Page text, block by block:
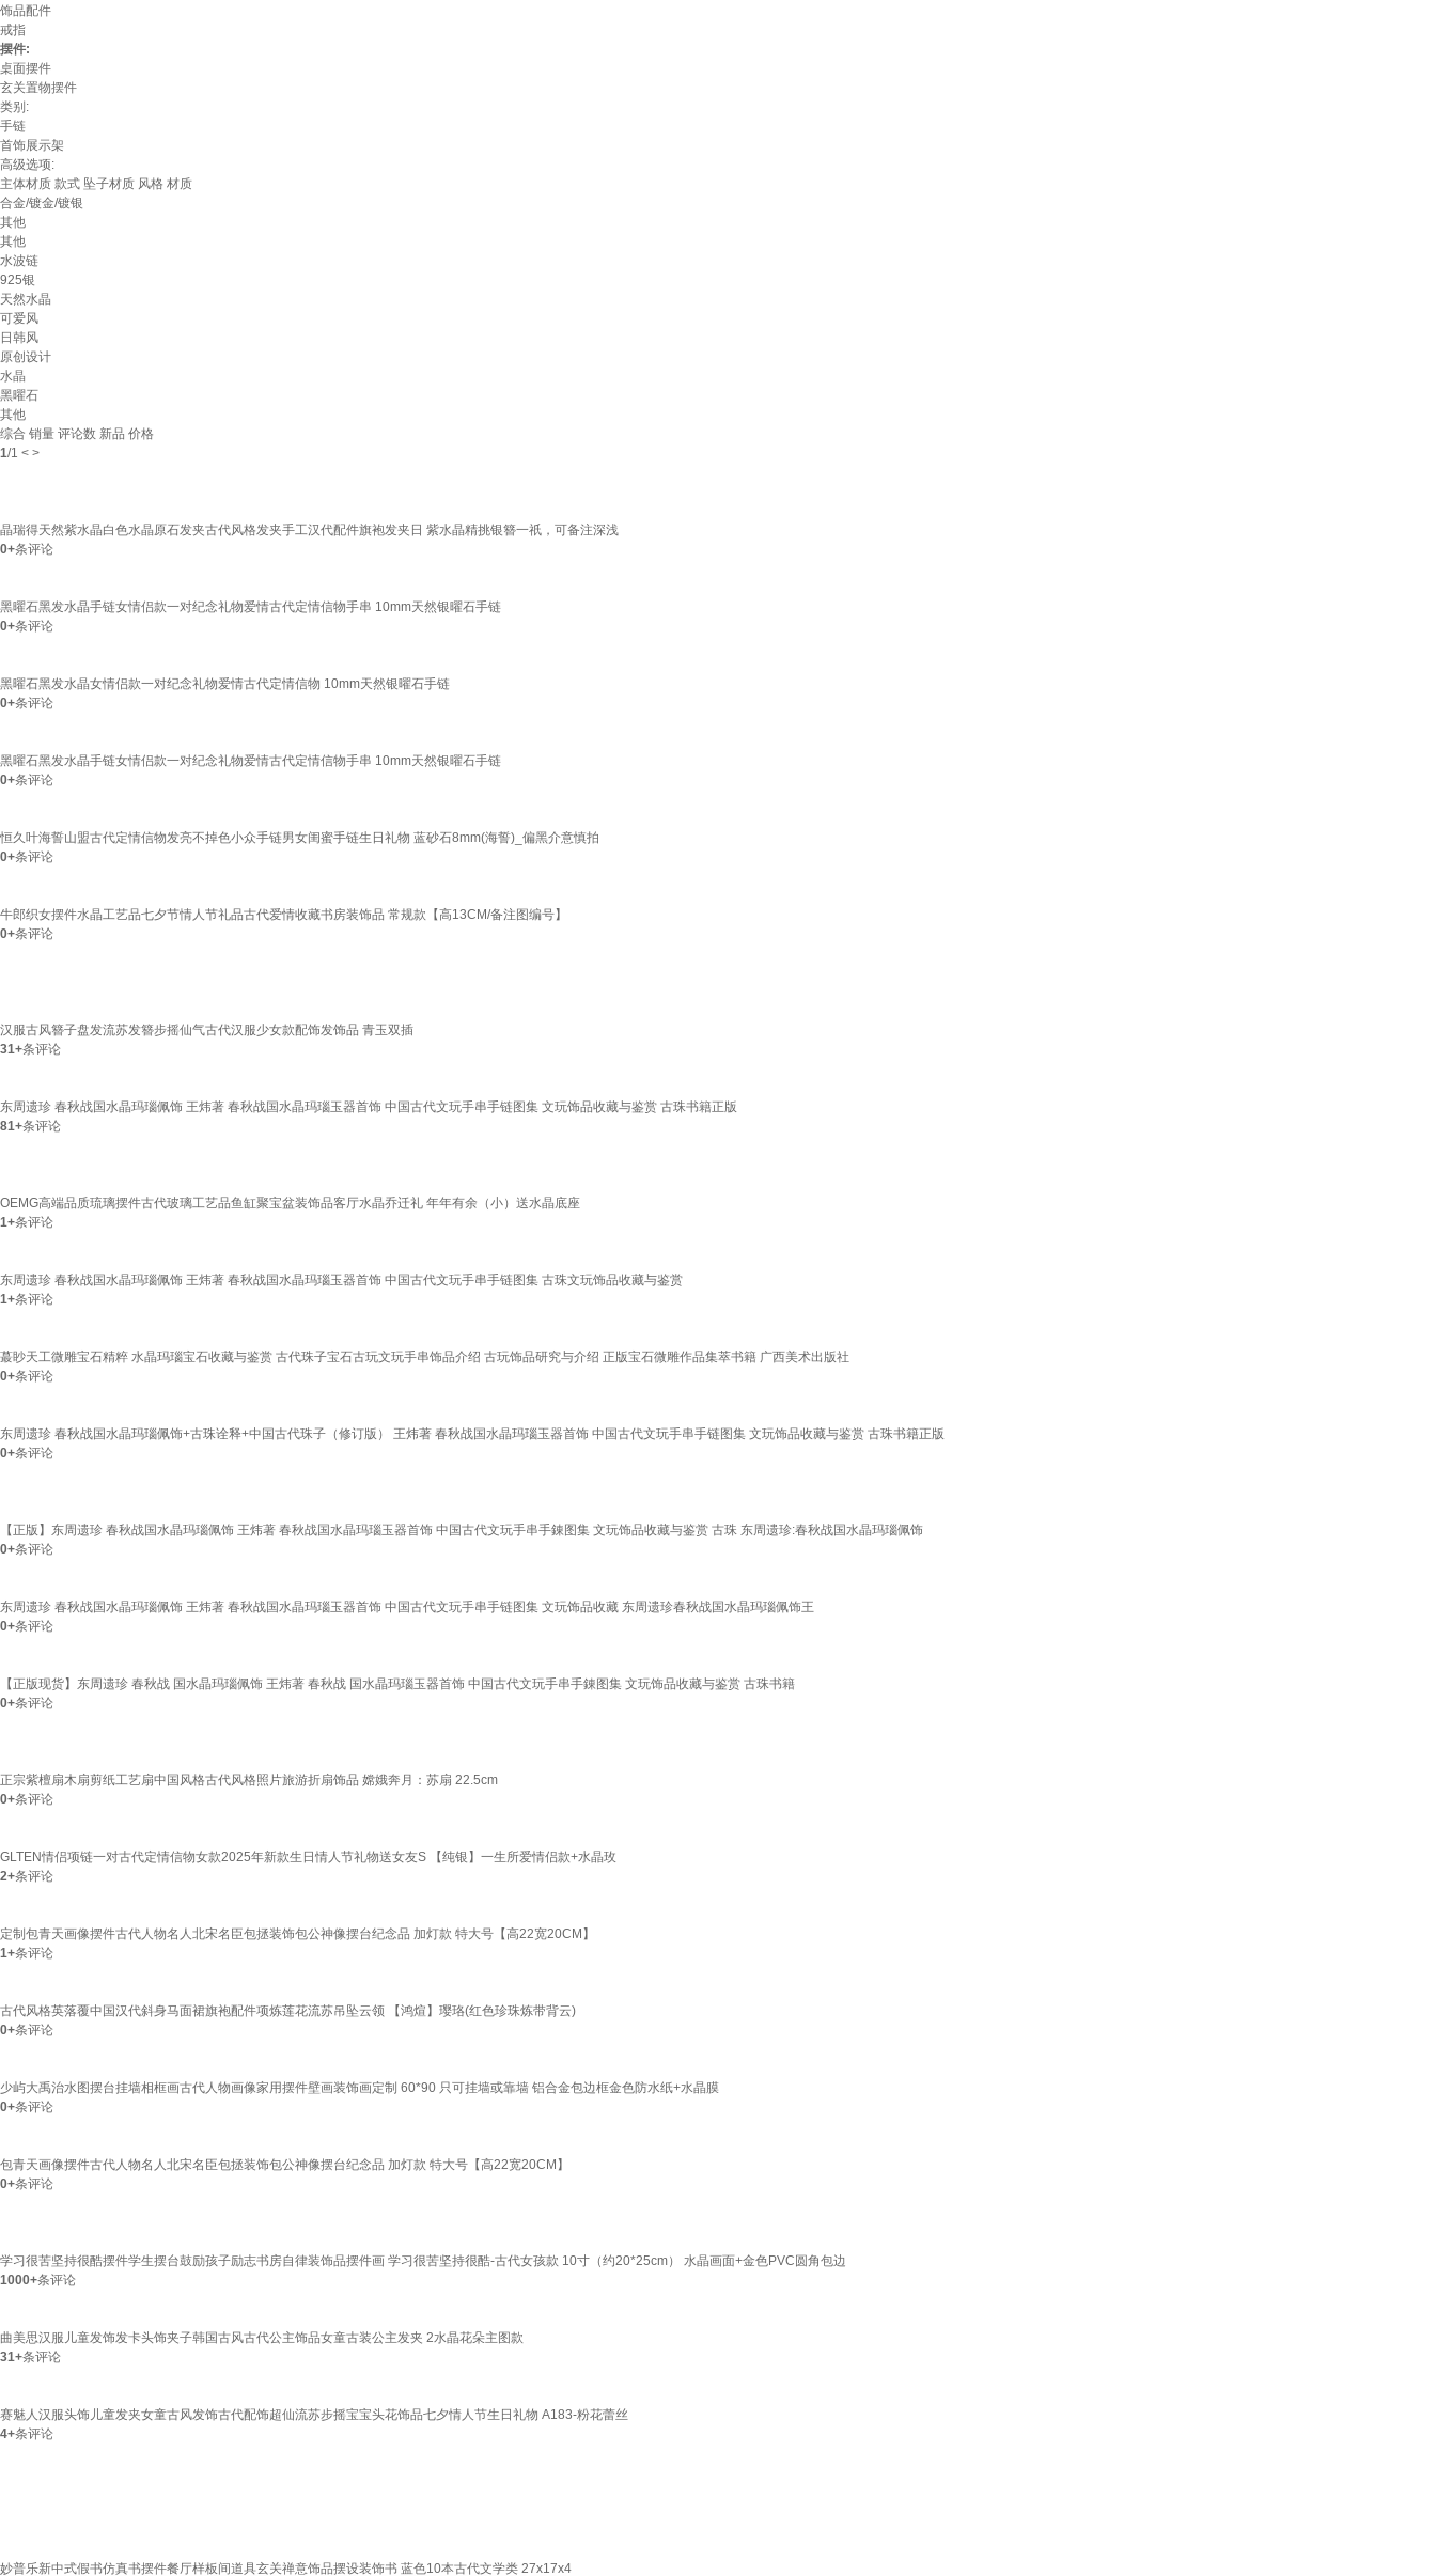
饰品配件
戒指
摆件:
桌面摆件
玄关置物摆件
类别:
手链
首饰展示架
高级选项:
主体材质 款式 坠子材质 风格 材质
合金/镀金/镀银
其他
其他
水波链
925银
天然水晶
可爱风
日韩风
原创设计
水晶
黑曜石
其他
综合 销量 评论数 新品 价格
1/1 < >
晶瑞得天然紫水晶白色水晶原石发夹古代风格发夹手工汉代配件旗袍发夹日 紫水晶精挑银簪一祇，可备注深浅
0+条评论
黑曜石黑发水晶手链女情侣款一对纪念礼物爱情古代定情信物手串 10mm天然银曜石手链
0+条评论
黑曜石黑发水晶女情侣款一对纪念礼物爱情古代定情信物 10mm天然银曜石手链
0+条评论
黑曜石黑发水晶手链女情侣款一对纪念礼物爱情古代定情信物手串 10mm天然银曜石手链
0+条评论
恒久叶海誓山盟古代定情信物发亮不掉色小众手链男女闺蜜手链生日礼物 蓝砂石8mm(海誓)_偏黑介意慎拍
0+条评论
牛郎织女摆件水晶工艺品七夕节情人节礼品古代爱情收藏书房装饰品 常规款【高13CM/备注图编号】
0+条评论
汉服古风簪子盘发流苏发簪步摇仙气古代汉服少女款配饰发饰品 青玉双插
31+条评论
东周遗珍 春秋战国水晶玛瑙佩饰 王炜著 春秋战国水晶玛瑙玉器首饰 中国古代文玩手串手链图集 文玩饰品收藏与鉴赏 古珠书籍正版
81+条评论
OEMG高端品质琉璃摆件古代玻璃工艺品鱼缸聚宝盆装饰品客厅水晶乔迁礼 年年有余（小）送水晶底座
1+条评论
东周遗珍 春秋战国水晶玛瑙佩饰 王炜著 春秋战国水晶玛瑙玉器首饰 中国古代文玩手串手链图集 古珠文玩饰品收藏与鉴赏
1+条评论
蕞眇天工微雕宝石精粹 水晶玛瑙宝石收藏与鉴赏 古代珠子宝石古玩文玩手串饰品介绍 古玩饰品研究与介绍 正版宝石微雕作品集萃书籍 广西美术出版社
0+条评论
东周遗珍 春秋战国水晶玛瑙佩饰+古珠诠释+中国古代珠子（修订版） 王炜著 春秋战国水晶玛瑙玉器首饰 中国古代文玩手串手链图集 文玩饰品收藏与鉴赏 古珠书籍正版
0+条评论
【正版】东周遗珍 春秋战国水晶玛瑙佩饰 王炜著 春秋战国水晶玛瑙玉器首饰 中国古代文玩手串手錬图集 文玩饰品收藏与鉴赏 古珠 东周遗珍:春秋战国水晶玛瑙佩饰
0+条评论
东周遗珍 春秋战国水晶玛瑙佩饰 王炜著 春秋战国水晶玛瑙玉器首饰 中国古代文玩手串手链图集 文玩饰品收藏 东周遗珍春秋战国水晶玛瑙佩饰王
0+条评论
【正版现货】东周遗珍 春秋战 国水晶玛瑙佩饰 王炜著 春秋战 国水晶玛瑙玉器首饰 中国古代文玩手串手錬图集 文玩饰品收藏与鉴赏 古珠书籍
0+条评论
正宗紫檀扇木扇剪纸工艺扇中国风格古代风格照片旅游折扇饰品 嫦娥奔月：苏扇 22.5cm
0+条评论
GLTEN情侣项链一对古代定情信物女款2025年新款生日情人节礼物送女友S 【纯银】一生所爱情侣款+水晶玫
2+条评论
定制包青天画像摆件古代人物名人北宋名臣包拯装饰包公神像摆台纪念品 加灯款 特大号【高22宽20CM】
1+条评论
古代风格英落覆中国汉代斜身马面裙旗袍配件项炼莲花流苏吊坠云领 【鸿煊】璎珞(红色珍珠炼带背云)
0+条评论
少屿大禹治水图摆台挂墙相框画古代人物画像家用摆件壁画装饰画定制 60*90 只可挂墙或靠墙 铝合金包边框金色防水纸+水晶膜
0+条评论
包青天画像摆件古代人物名人北宋名臣包拯装饰包公神像摆台纪念品 加灯款 特大号【高22宽20CM】
0+条评论
学习很苦坚持很酷摆件学生摆台鼓励孩子励志书房自律装饰品摆件画 学习很苦坚持很酷-古代女孩款 10寸（约20*25cm） 水晶画面+金色PVC圆角包边
1000+条评论
曲美思汉服儿童发饰发卡头饰夹子韩国古风古代公主饰品女童古装公主发夹 2水晶花朵主图款
31+条评论
赛魅人汉服头饰儿童发夹女童古风发饰古代配饰超仙流苏步摇宝宝头花饰品七夕情人节生日礼物 A183-粉花蕾丝
4+条评论
妙普乐新中式假书仿真书摆件餐厅样板间道具玄关禅意饰品摆设装饰书 蓝色10本古代文学类 27x17x4